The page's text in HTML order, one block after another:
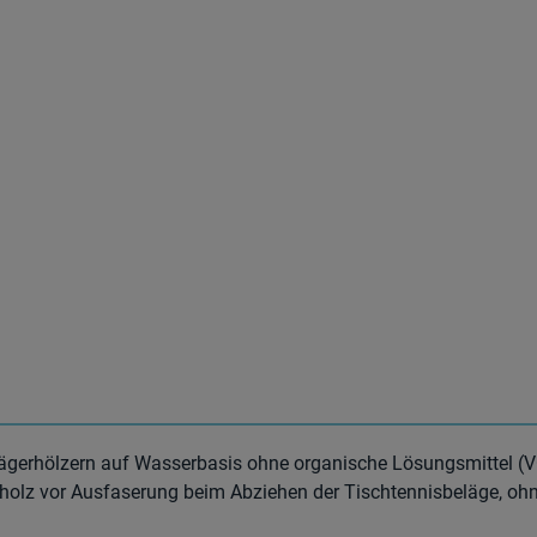
auf Wasserbasis ohne organische Lösungsmittel
vor Ausfaserung beim Abziehen der Tischtennisbeläge,